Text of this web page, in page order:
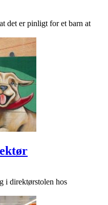
det er pinligt for et barn at
i direktørstolen hos